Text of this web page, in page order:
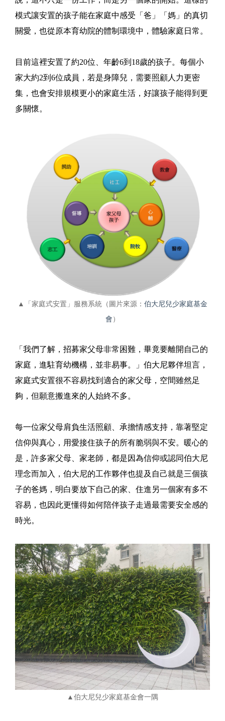
模式讓安置的孩子能在家庭中感受「爸」「媽」的真切
關愛，也從原本育幼院的體制環境中，體驗家庭日常。
目前這裡安置了約20位、年齡6到18歲的孩子。每個小
家大約2到6位成員，若是身障兒，需要照顧人力更密
集，也會安排規模更小的家庭生活，好讓孩子能得到更
多關懷。
▲「家庭式安置」服務系統（圖片來源： 伯大尼兒少家庭基金
會 ）
「我們了解，招募家父母非常困難，畢竟要離開自己的
家庭，進駐育幼機構，並非易事。」伯大尼夥伴坦言，
家庭式安置很不容易找到適合的家父母，空間雖然足
夠，但願意搬進來的人始終不多。
每一位家父母肩負生活照顧、承擔情感支持，靠著堅定
信仰與真心，用愛接住孩子的所有脆弱與不安。暖心的
是，許多家父母、家老師，都是因為信仰或認同伯大尼
理念而加入，伯大尼的工作夥伴也提及自己就是三個孩
子的爸媽，明白要放下自己的家、住進另一個家有多不
容易，也因此更懂得如何陪伴孩子走過最需要安全感的
時光。
▲伯大尼兒少家庭基金會一隅